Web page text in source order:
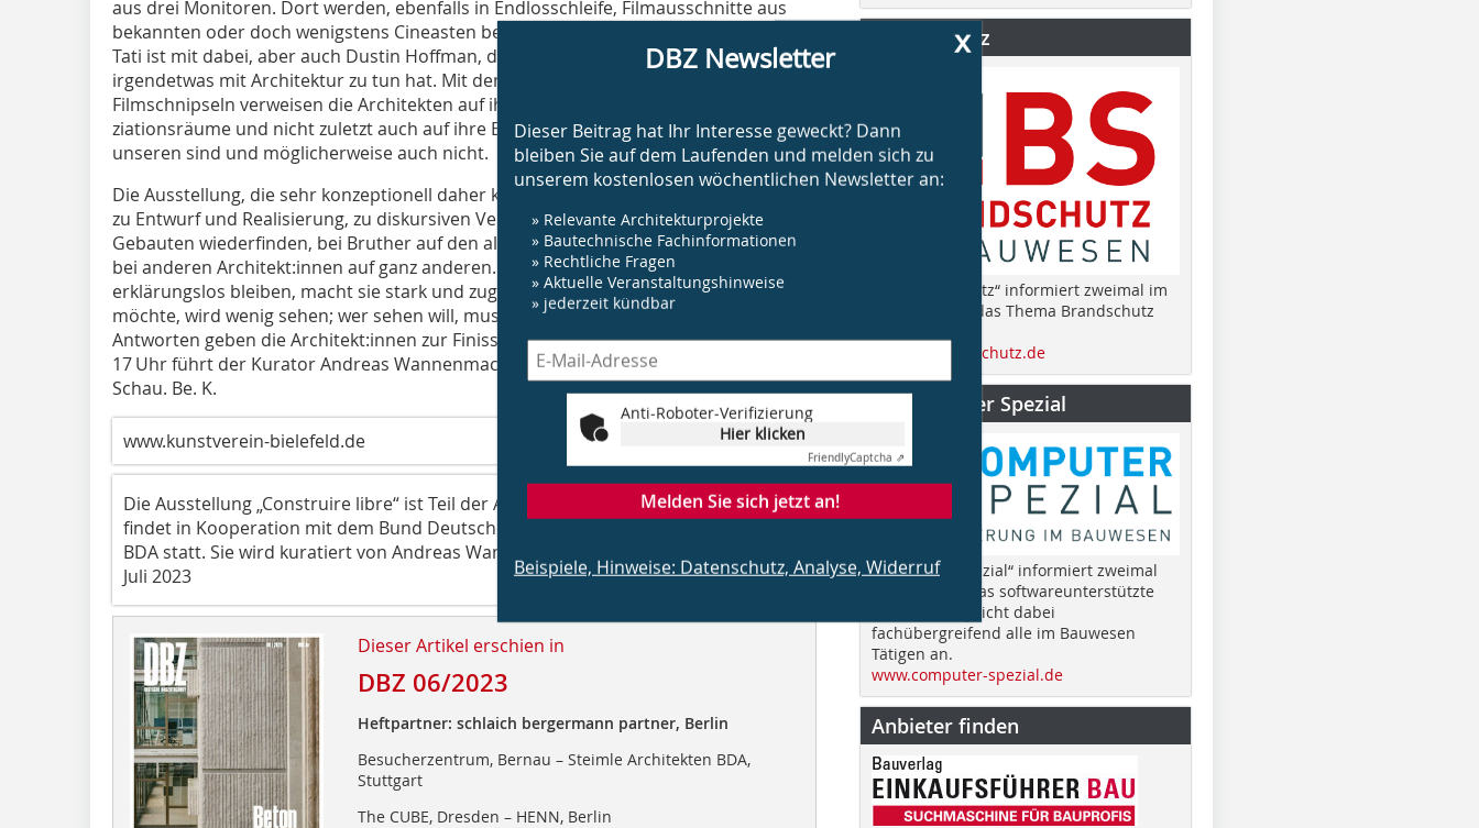
aus drei Monitoren. Dort werden, ebenfalls in Endlosschleife, Filmausschnitte aus
bekannten oder doch wenigstens Cineasten bekannten Spielfilmen gezeigt: Jacques
Tati ist mit dabei, aber auch Dustin Hoffman, der in einem Film mitspielt, der
irgendetwas mit Architektur zu tun hat. Mit den über die drei Monitore laufenden
Filmschnipseln verweisen die ­Architekten auf ihre kulturelle Herkunft, ihre Asso­
ziationsräume und nicht zuletzt auch auf ihre Echokammern, die möglicherweise die
unseren sind und möglicherweise auch nicht.
Die Ausstellung, die sehr konzeptionell daher kommt, schafft einen anderen Zugang
zu Entwurf und Realisierung, zu diskursiven Versatzstücken, die sich in allem
Gebauten wiederfinden, bei Bruther auf den als Metabildern präsentierten Bildern,
bei anderen Architekt:innen auf ganz anderen. Dass wir dieser Schau gegenüber
erklärungslos bleiben, macht sie stark und zugleich schwach. Wer nur schauen
möchte, wird wenig sehen; wer sehen will, muss sich vorbereiten. Konkrete
Antworten geben die Architekt:innen zur Finissage Anfang Juli, am 11. Juni. Bereits ab
17 Uhr führt der Kurator Andreas Wannenmacher alle Interessierten durch die
Schau. Be. K.
www.kunstverein-bielefeld.de
Die Ausstellung „Construire libre“ ist Teil der Ausstellungsreihe Baukunst und
findet in Kooperation mit dem Bund Deutscher Architektinnen und Architekten
BDA statt. Sie wird kuratiert von Andreas Wannenmacher. Dauer: 29. April bis 2.
Juli 2023
Dieser Artikel erschien in
DBZ 06/2023
Heftpartner: schlaich bergermann partner, Berlin
Besucherzentrum, Bernau – Steimle Architekten BDA,
Stuttgart
The CUBE, Dresden – HENN, Berlin
x
DBZ Newsletter
Dieser Beitrag hat Ihr Interesse geweckt? Dann
bleiben Sie auf dem Laufenden und melden sich zu
unserem kostenlosen wöchentlichen Newsletter an:
» Relevante Architekturprojekte
» Bautechnische Fachinformationen
» Rechtliche Fragen
» Aktuelle Veranstaltungshinweise
» jederzeit kündbar
Anti-Roboter-Verifizierung
Hier klicken
FriendlyCaptcha ⇗
Melden Sie sich jetzt an!
Beispiele, Hinweise: Datenschutz, Analyse, Widerruf
Brandschutz
„BS Brandschutz“ informiert zweimal im
Jahr rund um das Thema Brandschutz
www.bsbrandschutz.de
CS Computer Spezial
„Computer Spezial“ informiert zweimal
im Jahr über das softwareunterstützte
Bauen und spricht dabei
fachübergreifend alle im Bauwesen
Tätigen an.
www.computer-spezial.de
Anbieter finden